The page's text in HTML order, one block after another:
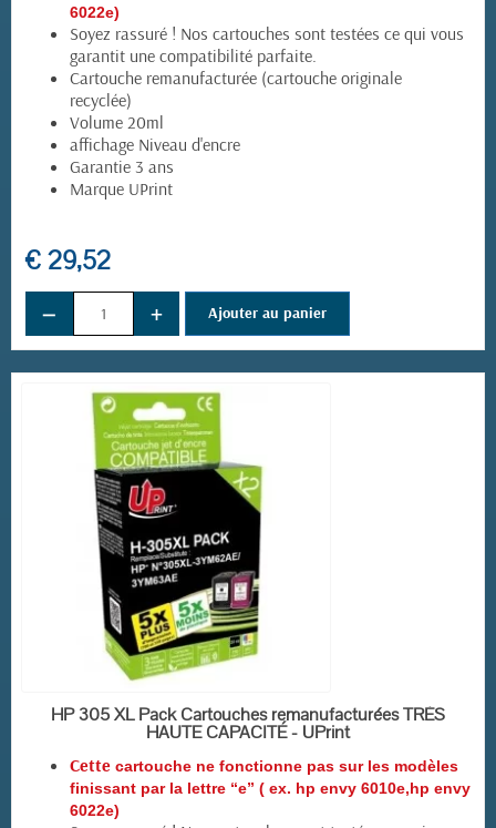
6022e)
Soyez rassuré ! Nos cartouches sont testées ce qui vous
garantit une compatibilité parfaite.
Cartouche remanufacturée (cartouche originale
recyclée)
Volume 20ml
affichage Niveau d'encre
Garantie 3 ans
Marque UPrint
€ 29,52
− + Ajouter au panier
EN STOCK
HP 305 XL Pack Cartouches remanufacturées TRÈS
HAUTE CAPACITÉ - UPrint
Cette cartouche ne fonctionne pas sur les modèles
finissant par la lettre “e” ( ex. hp envy 6010e,hp envy
6022e)